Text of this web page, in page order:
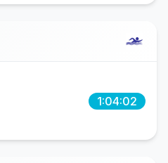
1:04:02